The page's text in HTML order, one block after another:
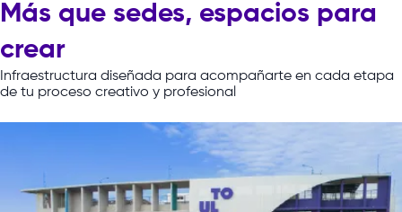
Más que sedes, espacios para
crear
Infraestructura diseñada para acompañarte en cada etapa
de tu proceso creativo y profesional